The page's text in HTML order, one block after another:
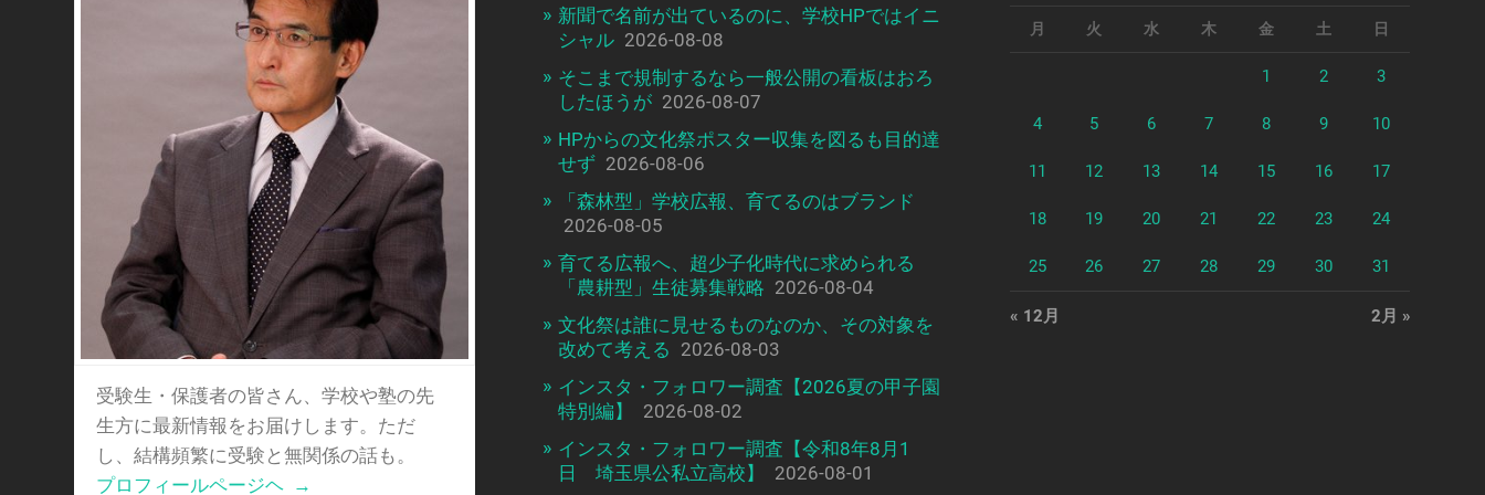
受験生・保護者の皆さん、学校や塾の先
生方に最新情報をお届けします。ただ
し、結構頻繁に受験と無関係の話も。
プロフィールページヘ →
新聞で名前が出ているのに、学校HPではイニ
シャル 2026-08-08
そこまで規制するなら一般公開の看板はおろ
したほうが 2026-08-07
HPからの文化祭ポスター収集を図るも目的達
せず 2026-08-06
「森林型」学校広報、育てるのはブランド
2026-08-05
育てる広報へ、超少子化時代に求められる
「農耕型」生徒募集戦略 2026-08-04
文化祭は誰に見せるものなのか、その対象を
改めて考える 2026-08-03
インスタ・フォロワー調査【2026夏の甲子園
特別編】
2026-08-02
インスタ・フォロワー調査【令和8年8月1
日 埼玉県公私立高校】
2026-08-01
月 火 水 木 金 土 日
1 2 3
4 5 6 7 8 9 10
11 12 13 14 15 16 17
18 19 20 21 22 23 24
25 26 27 28 29 30 31
« 12月 2月 »